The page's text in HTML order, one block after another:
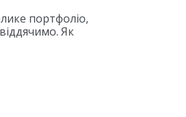
портфоліо,
Як